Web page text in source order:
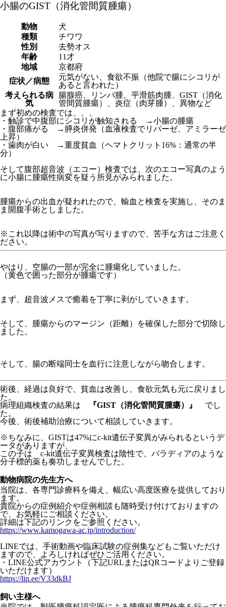
小腸のGIST（消化管間質腫瘍）
動物
犬
種類
チワワ
性別
去勢オス
年齢
11才
地域
京都府
症状／病態
元気がない、食欲不振（他院で腸にシコリが
あると言われた）
考えられる病
気
腸腺癌、リンパ腫、平滑筋肉腫、GIST（消化
管間質腫瘍）、炎症（肉芽腫）、異物など
まず初めの検査では、、、
・触診で中腹部にシコリが触知される →小腸の腫瘍
・腹部痛がる →膵炎併発（血液検査でリパーゼ、アミラーゼ
上昇）
・歯肉が白い →重度貧血（ヘマトクリット16%：通常の半
分）
そして腹部超音波（エコー）検査では、次のエコー写真のよう
に小腸に腫瘍性病変を疑う所見がみられました。
腫瘍からの出血が疑われたので、輸血と検査を実施し、そのま
ま開腹手術としました。
※これ以降は術中の写真が写りますので、苦手な方はご注意く
ださい。
やはり、空腸の一部が完全に腫瘍化していました。
（黄色で囲った部分が腫瘍です）
まず、超音波メスで癒着を丁寧に剥がしていきます。
そして、腫瘍からのマージン（距離）を確保した部分で切除し
ました。
そして、腸の断端同士を血行に注意しながら吻合します。
術後、経過は良好で、貧血は改善し、食欲元気も元に戻りまし
た。
病理組織検査の結果は
『GIST（消化管間質腫瘍）』
でし
た。
今後、術後補助治療について相談していきます。
※ちなみに、GISTは47%にc-kit遺伝子変異がみられるというデ
ータがありますが、
この子は c-kit遺伝子変異検査は陰性で、パラディアのような
分子標的薬も奏功しませんでした。
動物病院の先生方へ
当院は、各専門診療科を備え、幅広い高度医療を提供しており
ます。
貴院からの症例紹介や症例相談も随時受け付けておりますの
で、お気軽にご相談ください。
詳細は下記のリンクをご参照ください。
https://www.kamogawa-ac.jp/introduction/
LINEでは、 手術動画や臨床試験の症例集などもご覧いただけ
ますので、
よろしければぜひご活用ください。
・LINE公式アカウント（下記URLまたはQRコードよりご登録
いただけます）
https://lin.ee/V33dkBJ
飼い主様へ